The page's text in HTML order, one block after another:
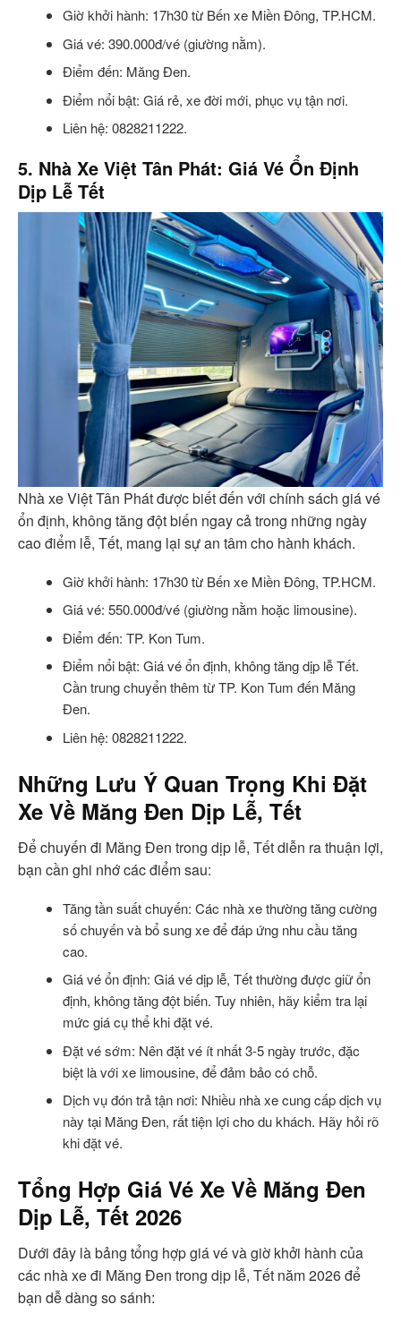
Giờ khởi hành: 17h30 từ Bến xe Miền Đông, TP.HCM.
Giá vé: 390.000đ/vé (giường nằm).
Điểm đến: Măng Đen.
Điểm nổi bật: Giá rẻ, xe đời mới, phục vụ tận nơi.
Liên hệ: 0828211222.
5. Nhà Xe Việt Tân Phát: Giá Vé Ổn Định
Dịp Lễ Tết
Nhà xe Việt Tân Phát được biết đến với chính sách giá vé
ổn định, không tăng đột biến ngay cả trong những ngày
cao điểm lễ, Tết, mang lại sự an tâm cho hành khách.
Giờ khởi hành: 17h30 từ Bến xe Miền Đông, TP.HCM.
Giá vé: 550.000đ/vé (giường nằm hoặc limousine).
Điểm đến: TP. Kon Tum.
Điểm nổi bật: Giá vé ổn định, không tăng dịp lễ Tết.
Cần trung chuyển thêm từ TP. Kon Tum đến Măng
Đen.
Liên hệ: 0828211222.
Những Lưu Ý Quan Trọng Khi Đặt
Xe Về Măng Đen Dịp Lễ, Tết
Để chuyến đi Măng Đen trong dịp lễ, Tết diễn ra thuận lợi,
bạn cần ghi nhớ các điểm sau:
Tăng tần suất chuyến: Các nhà xe thường tăng cường
số chuyến và bổ sung xe để đáp ứng nhu cầu tăng
cao.
Giá vé ổn định: Giá vé dịp lễ, Tết thường được giữ ổn
định, không tăng đột biến. Tuy nhiên, hãy kiểm tra lại
mức giá cụ thể khi đặt vé.
Đặt vé sớm: Nên đặt vé ít nhất 3-5 ngày trước, đặc
biệt là với xe limousine, để đảm bảo có chỗ.
Dịch vụ đón trả tận nơi: Nhiều nhà xe cung cấp dịch vụ
này tại Măng Đen, rất tiện lợi cho du khách. Hãy hỏi rõ
khi đặt vé.
Tổng Hợp Giá Vé Xe Về Măng Đen
Dịp Lễ, Tết 2026
Dưới đây là bảng tổng hợp giá vé và giờ khởi hành của
các nhà xe đi Măng Đen trong dịp lễ, Tết năm 2026 để
bạn dễ dàng so sánh: